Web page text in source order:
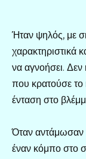
Ήταν ψηλός, με
χαρακτηριστικά
να αγνοήσει.
που κρατούσε το
ένταση στο
Όταν αντάμωσαν
έναν κόμπο στο